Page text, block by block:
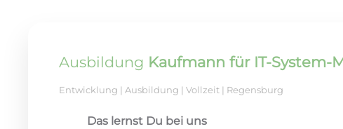
Ausbildung Kaufmann für IT-System-
Entwicklung | Ausbildung | Vollzeit | Regensburg
Das lernst Du bei uns